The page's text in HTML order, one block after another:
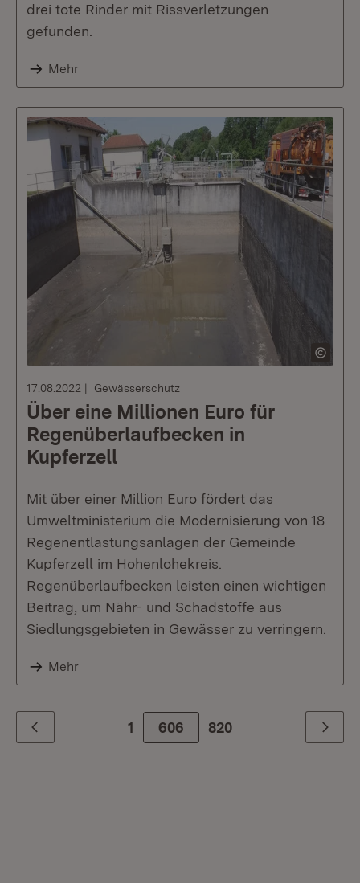
drei tote Rinder mit Rissverletzungen
gefunden.
Mehr
17.08.2022 Gewässerschutz
Über eine Millionen Euro für
Regenüberlaufbecken in
Kupferzell
Mit über einer Million Euro fördert das
Umweltministerium die Modernisierung von 18
Regenentlastungsanlagen der Gemeinde
Kupferzell im Hohenlohekreis.
Regenüberlaufbecken leisten einen wichtigen
Beitrag, um Nähr- und Schadstoffe aus
Siedlungsgebieten in Gewässer zu verringern.
Mehr
Zurück 1 606 Zur letzte Seite
820 Weiter